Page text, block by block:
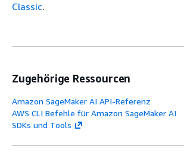
Classic.
Zugehörige Ressourcen
Amazon SageMaker AI API-Referenz
AWS CLI Befehle für Amazon SageMaker AI
SDKs und Tools